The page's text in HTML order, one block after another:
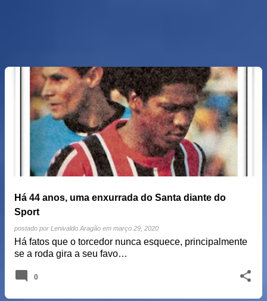
Há 44 anos, uma enxurrada do Santa diante do
Sport
postado por Lenivaldo Aragão em março 29, 2020
Há fatos que o torcedor nunca esquece, principalmente
se a roda gira a seu favo…
0